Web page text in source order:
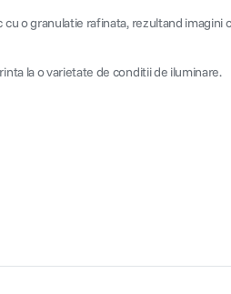
o granulatie rafinata, rezultand
la o varietate de conditii de iluminare.